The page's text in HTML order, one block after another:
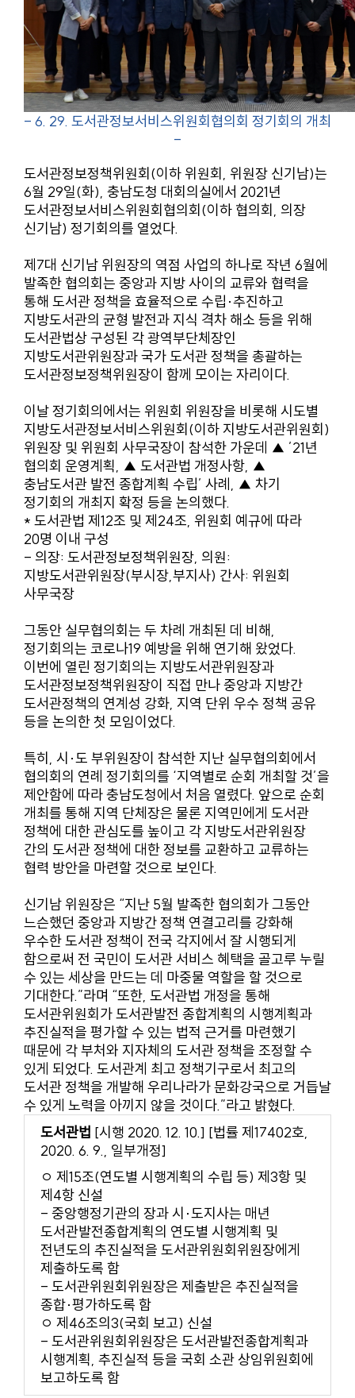
- 6. 29. 도서관정보서비스위원회협의회 정기회의 개최
-
도서관정보정책위원회(이하 위원회, 위원장 신기남)는
6월 29일(화), 충남도청 대회의실에서 2021년
도서관정보서비스위원회협의회(이하 협의회, 의장
신기남) 정기회의를 열었다.
제7대 신기남 위원장의 역점 사업의 하나로 작년 6월에
발족한 협의회는 중앙과 지방 사이의 교류와 협력을
통해 도서관 정책을 효율적으로 수립·추진하고
지방도서관의 균형 발전과 지식 격차 해소 등을 위해
도서관법상 구성된 각 광역부단체장인
지방도서관위원장과 국가 도서관 정책을 총괄하는
도서관정보정책위원장이 함께 모이는 자리이다.
이날 정기회의에서는 위원회 위원장을 비롯해 시도별
지방도서관정보서비스위원회(이하 지방도서관위원회)
위원장 및 위원회 사무국장이 참석한 가운데 ▲ ’21년
협의회 운영계획, ▲ 도서관법 개정사항, ▲
충남도서관 발전 종합계획 수립’ 사례, ▲ 차기
정기회의 개최지 확정 등을 논의했다.
* 도서관법 제12조 및 제24조, 위원회 예규에 따라
20명 이내 구성
- 의장: 도서관정보정책위원장, 의원:
지방도서관위원장(부시장,부지사) 간사: 위원회
사무국장
그동안 실무협의회는 두 차례 개최된 데 비해,
정기회의는 코로나19 예방을 위해 연기해 왔었다.
이번에 열린 정기회의는 지방도서관위원장과
도서관정보정책위원장이 직접 만나 중앙과 지방간
도서관정책의 연계성 강화, 지역 단위 우수 정책 공유
등을 논의한 첫 모임이었다.
특히, 시·도 부위원장이 참석한 지난 실무협의회에서
협의회의 연례 정기회의를 ‘지역별로 순회 개최할 것’을
제안함에 따라 충남도청에서 처음 열렸다. 앞으로 순회
개최를 통해 지역 단체장은 물론 지역민에게 도서관
정책에 대한 관심도를 높이고 각 지방도서관위원장
간의 도서관 정책에 대한 정보를 교환하고 교류하는
협력 방안을 마련할 것으로 보인다.
신기남 위원장은 “지난 5월 발족한 협의회가 그동안
느슨했던 중앙과 지방간 정책 연결고리를 강화해
우수한 도서관 정책이 전국 각지에서 잘 시행되게
함으로써 전 국민이 도서관 서비스 혜택을 골고루 누릴
수 있는 세상을 만드는 데 마중물 역할을 할 것으로
기대한다.”라며 “또한, 도서관법 개정을 통해
도서관위원회가 도서관발전 종합계획의 시행계획과
추진실적을 평가할 수 있는 법적 근거를 마련했기
때문에 각 부처와 지자체의 도서관 정책을 조정할 수
있게 되었다. 도서관계 최고 정책기구로서 최고의
도서관 정책을 개발해 우리나라가 문화강국으로 거듭날
수 있게 노력을 아끼지 않을 것이다.”라고 밝혔다.
도서관법 [시행 2020. 12. 10.] [법률 제17402호,
2020. 6. 9., 일부개정]
ㅇ 제15조(연도별 시행계획의 수립 등) 제3항 및
제4항 신설
- 중앙행정기관의 장과 시·도지사는 매년
도서관발전종합계획의 연도별 시행계획 및
전년도의 추진실적을 도서관위원회위원장에게
제출하도록 함
- 도서관위원회위원장은 제출받은 추진실적을
종합·평가하도록 함
ㅇ 제46조의3(국회 보고) 신설
- 도서관위원회위원장은 도서관발전종합계획과
시행계획, 추진실적 등을 국회 소관 상임위원회에
보고하도록 함